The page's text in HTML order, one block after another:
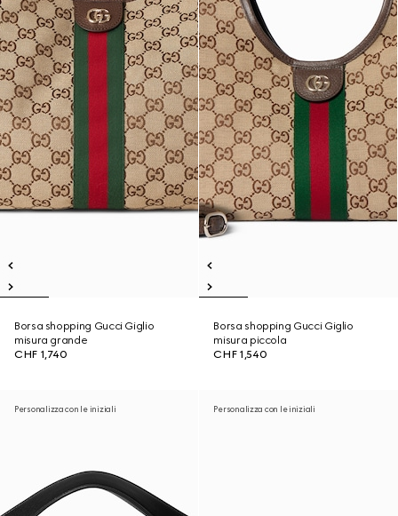
Borsa shopping Gucci Giglio
misura grande
CHF 1,740
Borsa shopping Gucci Giglio
misura piccola
CHF 1,540
Personalizza con le iniziali Personalizza con le iniziali